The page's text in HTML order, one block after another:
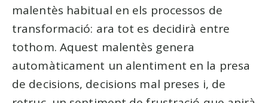
malentès habitual en els processos de
transformació: ara tot es decidirà entre
tothom. Aquest malentès genera
automàticament un alentiment en la presa
de decisions, decisions mal preses i, de